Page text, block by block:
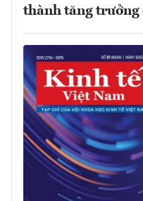
thành tăng trưởng